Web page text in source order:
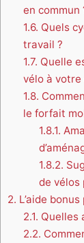
en commun
1.6. Quels
travail ?
1.7. Quelle
vélo à
1.8.
le forfait
1.8.1.
1.8.2.
de vélos
2. L’aide
2.1. Quelles
2.2.